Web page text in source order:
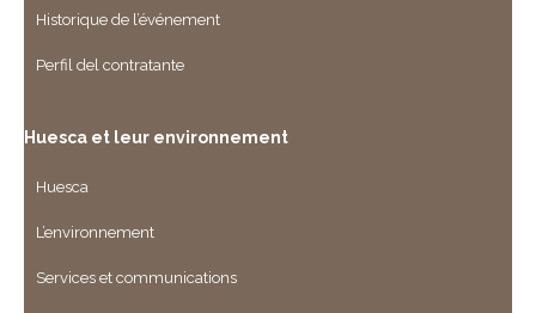
Historique de l’événement
Perfil del contratante
Huesca et leur environnement
Huesca
L’environnement
Services et communications